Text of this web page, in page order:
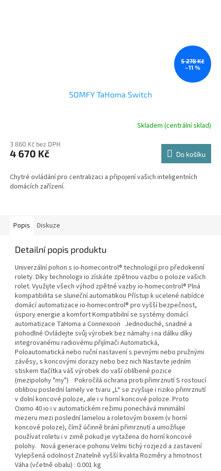
5 278 Kč
–11 %
SOMFY TaHoma Switch
Skladem (centrální sklad)
3 860 Kč bez DPH
4 670 Kč Do košíku
Chytré ovládání pro centralizaci a připojení vašich inteligentních
domácích zařízení.
Popis Diskuze
Detailní popis produktu
Univerzální pohon s io-homecontrol® technologií pro předokenní
rolety. Díky technologii io získáte zpětnou vazbu o poloze vašich
rolet. Využijte všech výhod zpětné vazby io-homecontrol® Plná
kompatibilita se sluneční automatikou Přístup k ucelené nabídce
domácí automatizace io-homecontrol® pro vyšší bezpečnost,
úspory energie a komfort Kompatibilní se systémy domácí
automatizace TaHoma a Connexoon Jednoduché, snadné a
pohodlné Ovládejte svůj výrobek bez námahy i na dálku díky
integrovanému radiovému přijímači Automatická,
Poloautomatická nebo ruční nastavení s pevnými nebo pružnými
závěsy, s koncovými dorazy nebo bez nich Nastavte jedním
stiskem tlačítka váš výrobek do vaší oblíbené pozice
(mezipolohy "my") Pokročilá ochrana proti přimrznutí S rostoucí
oblibou poslední lamely ve tvaru „L“ se zvyšuje i riziko přimrznutí
v dolní koncové poloze, ale i v horní koncové poloze. Proto
Oximo 40 io i v automatickém režimu ponechává minimální
mezeru mezi poslední lamelou a roletovým boxem (v horní
koncové poloze), čímž účinně brání přimrznutí a umožňuje
používat roletu i v zimě pokud je vytažena do horní koncové
polohy. Nová generace pohonu Velmi tichý rozjezd a zastavení
Vylepšená odolnost Znatelně vyšší kvalita Rozměry a hmotnost
Váha (včetně obalu) : 0.001 kg